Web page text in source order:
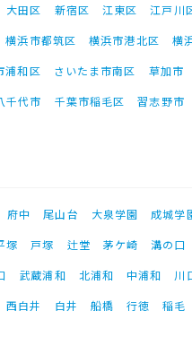
大田区 新宿区 江東区 江戸川
横浜市都筑区 横浜市港北区 横
浦和区 さいたま市南区 草加市
千代市 千葉市稲毛区 習志野市
府中 尾山台 大泉学園 成城学
塚 戸塚 辻堂 茅ケ崎
溝の口
武蔵浦和 北浦和 中浦和
川
西白井 白井 船橋 行徳 稲毛